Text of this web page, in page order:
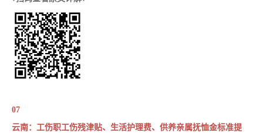
07
云南：工伤职工伤残津贴、生活护理费、供养亲属抚恤金标准提